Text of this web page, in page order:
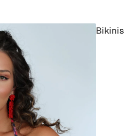
Bikinis